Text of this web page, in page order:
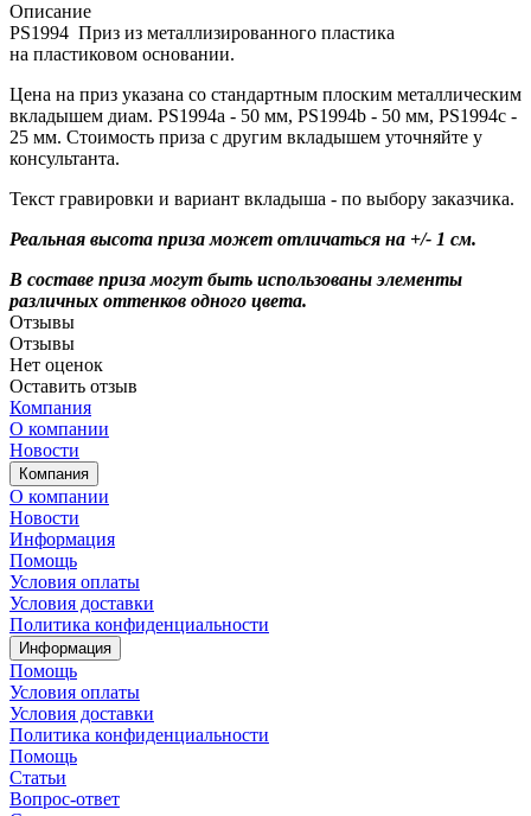
Описание
PS1994 Приз из металлизированного пластика
на пластиковом основании.
Цена на приз указана со стандартным плоским металлическим
вкладышем диам. PS1994a - 50 мм, PS1994b - 50 мм, PS1994c -
25 мм. Стоимость приза с другим вкладышем уточняйте у
консультанта.
Текст гравировки и вариант вкладыша - по выбору заказчика.
Реальная высота приза может отличаться на +/- 1 см.
В составе приза могут быть использованы элементы
различных оттенков одного цвета.
Отзывы
Отзывы
Нет оценок
Оставить отзыв
Компания
О компании
Новости
Компания
О компании
Новости
Информация
Помощь
Условия оплаты
Условия доставки
Политика конфиденциальности
Информация
Помощь
Условия оплаты
Условия доставки
Политика конфиденциальности
Помощь
Статьи
Вопрос-ответ